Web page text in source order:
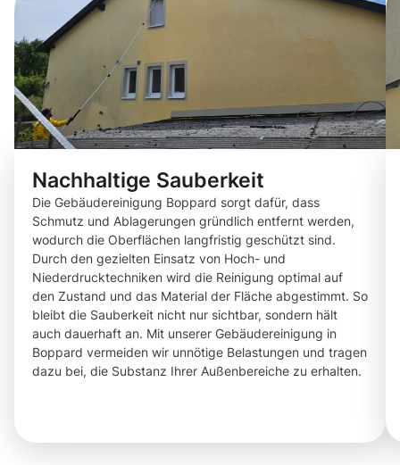
Nachhaltige Sauberkeit
Die Gebäudereinigung Boppard sorgt dafür, dass
Schmutz und Ablagerungen gründlich entfernt werden,
wodurch die Oberflächen langfristig geschützt sind.
Durch den gezielten Einsatz von Hoch- und
Niederdrucktechniken wird die Reinigung optimal auf
den Zustand und das Material der Fläche abgestimmt. So
bleibt die Sauberkeit nicht nur sichtbar, sondern hält
auch dauerhaft an. Mit unserer Gebäudereinigung in
Boppard vermeiden wir unnötige Belastungen und tragen
dazu bei, die Substanz Ihrer Außenbereiche zu erhalten.